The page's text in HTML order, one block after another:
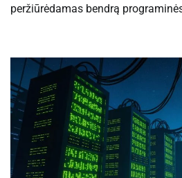
peržiūrėdamas bendrą